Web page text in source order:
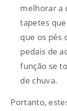
melhorar a
tapetes
que os pés
pedais de
função se
de chuva.
Portanto,